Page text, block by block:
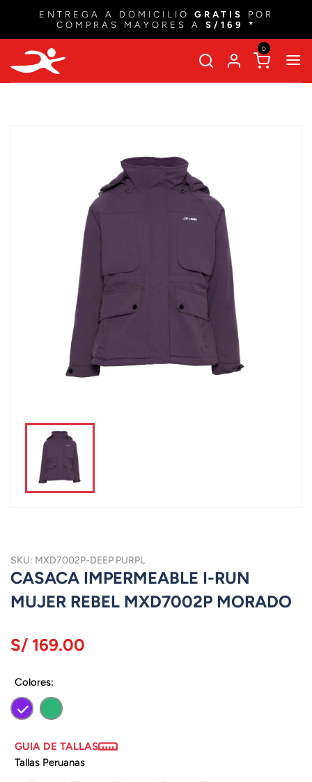
ENTREGA A DOMICILIO GRATIS
POR
COMPRAS MAYORES A S/169 *
0
SKU: MXD7002P-DEEP PURPL
CASACA IMPERMEABLE I-RUN
MUJER REBEL MXD7002P MORADO
S/ 169.00
Colores:
GUIA DE TALLAS
Tallas Peruanas